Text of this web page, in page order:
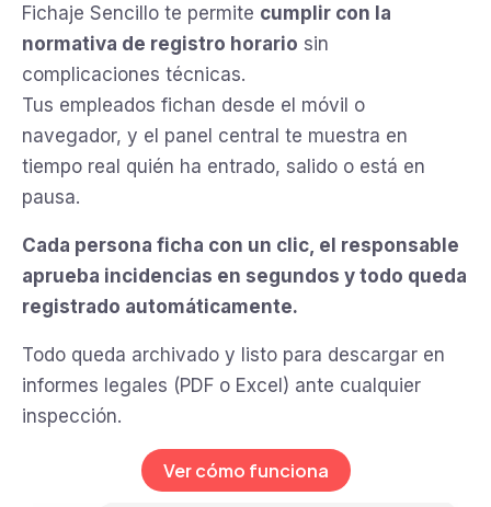
Fichaje Sencillo te permite cumplir con la
normativa de registro horario sin
complicaciones técnicas.
Tus empleados fichan desde el móvil o
navegador, y el panel central te muestra en
tiempo real quién ha entrado, salido o está en
pausa.
Cada persona ficha con un clic, el responsable
aprueba incidencias en segundos y todo queda
registrado automáticamente.
Todo queda archivado y listo para descargar en
informes legales (PDF o Excel) ante cualquier
inspección.
Ver cómo funciona